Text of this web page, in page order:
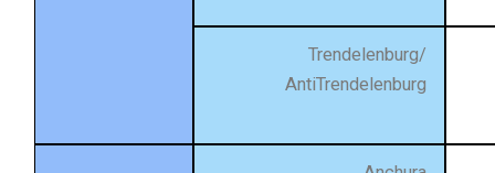
Trendelenburg/
AntiTrendelenburg